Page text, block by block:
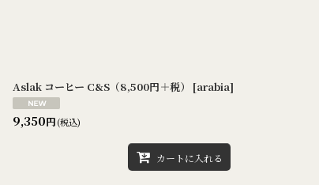
Aslak コーヒー C&S（8,500円＋税） [arabia]
9,350円(税込)
カートに入れる